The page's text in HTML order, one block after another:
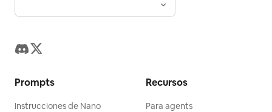
Prompts
Instrucciones de Nano
Recursos
Para agents